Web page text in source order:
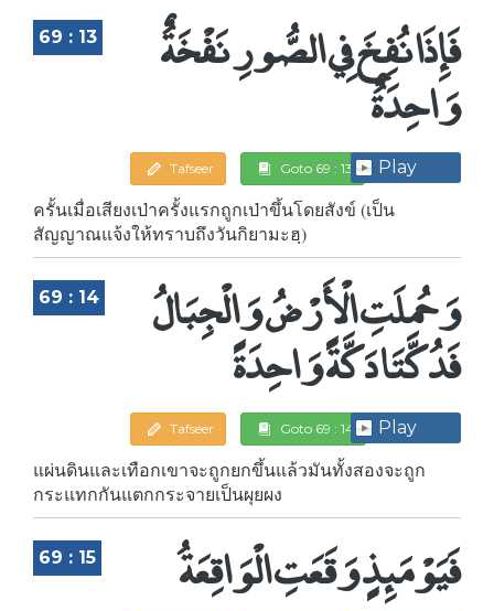
69 : 13 فَإِذَا نُفِخَ فِي الصُّورِ نَفْخَةٌ
وَاحِدَةٌ
Tafseer Goto 69 : 13 Play
ครั้นเมื่อเสียงเป่าครั้งแรกถูกเป่าขึ้นโดยสังข์ (เป็น
สัญญาณแจ้งให้ทราบถึงวันกิยามะฮฺ)
69 : 14 وَحُمِلَتِ الْأَرْضُ وَالْجِبَالُ
فَدُكَّتَا دَكَّةً وَاحِدَةً
Tafseer Goto 69 : 14 Play
แผ่นดินและเทือกเขาจะถูกยกขึ้นแล้วมันทั้งสองจะถูก
กระแทกกันแตกกระจายเป็นผุยผง
69 : 15 فَيَوْمَئِذٍ وَقَعَتِ الْوَاقِعَةُ